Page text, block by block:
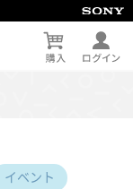
イベント